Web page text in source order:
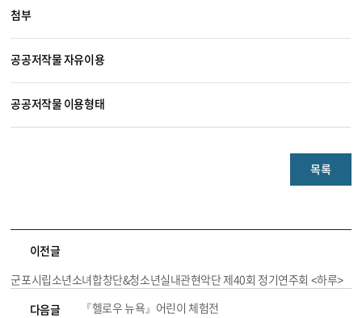
첨부
공공저작물 자유이용
공공저작물 이용형태
목록
이전글
군포시립소년소녀합창단&청소년실내관현악단 제40회 정기연주회 <하루>
다음글
『헬로우 뉴욕』어린이 체험전